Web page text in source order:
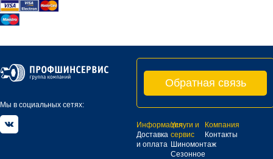
Мы в социальных сетях:
Обратная связь
Информация
Доставка
и оплата
Услуги и
сервис
Шиномонтаж
Сезонное
Компания
Контакты